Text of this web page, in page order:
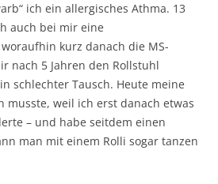
ich ein allergisches Athma. 13
auch bei mir eine
kurz danach die MS-
nach 5 Jahren den Rollstuhl
schlechter Tausch. Heute meine
musste, weil ich erst danach etwas
– und habe seitdem einen
man mit einem Rolli sogar tanzen